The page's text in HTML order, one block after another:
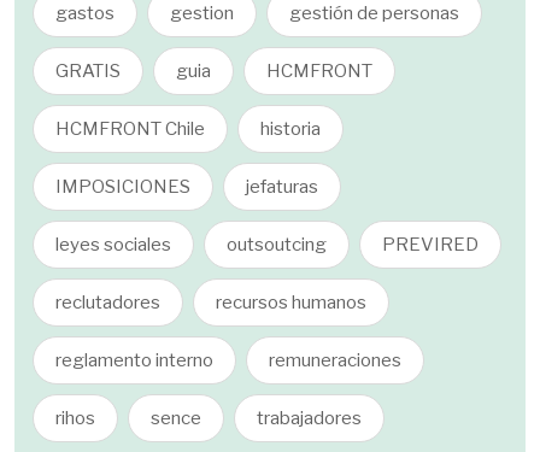
gastos gestion gestión de personas
GRATIS guia HCMFRONT
HCMFRONT Chile historia
IMPOSICIONES jefaturas
leyes sociales outsoutcing PREVIRED
reclutadores recursos humanos
reglamento interno remuneraciones
rihos sence trabajadores